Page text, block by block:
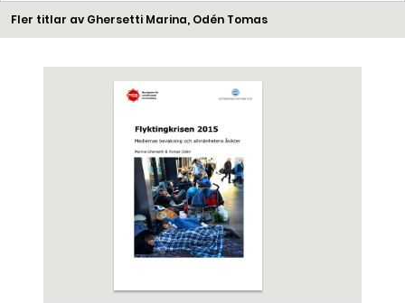
Fler titlar av Ghersetti Marina, Odén Tomas